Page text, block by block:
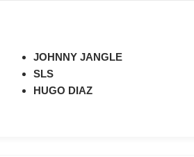
JOHNNY JANGLE
SLS
HUGO DIAZ